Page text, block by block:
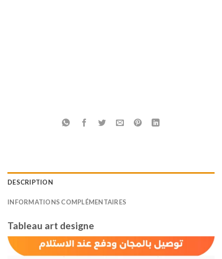
DESCRIPTION
INFORMATIONS COMPLÉMENTAIRES
Tableau art designe